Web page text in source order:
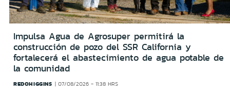
Impulsa Agua de Agrosuper permitirá la
construcción de pozo del SSR California y
fortalecerá el abastecimiento de agua potable de
la comunidad
REDOHIGGINS 07/08/2026 - 11:38 HRS